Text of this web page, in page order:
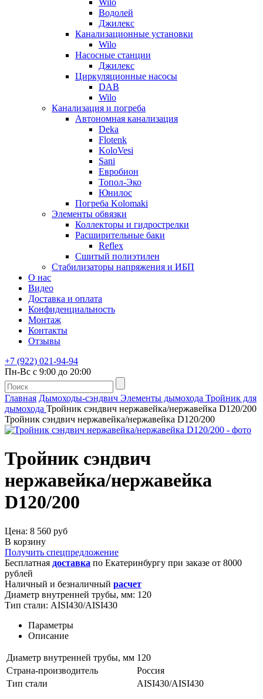
Wilo
Водолей
Джилекс
Канализационные установки
Wilo
Насосные станции
Джилекс
Циркуляционные насосы
DAB
Wilo
Канализация и погреба
Автономная канализация
Deka
Flotenk
KoloVesi
Sani
Евробион
Топол-Эко
Юнилос
Погреба Kolomaki
Элементы обвязки
Коллекторы и гидрострелки
Расширительные баки
Reflex
Сшитый полиэтилен
Стабилизаторы напряжения и ИБП
О нас
Видео
Доставка и оплата
Конфиденциальность
Монтаж
Контакты
Отзывы
+7 (922) 021-94-94
Пн-Вс с 9:00 до 20:00
Главная Дымоходы-сэндвич Элементы дымохода Тройник для
дымохода Тройник сэндвич нержавейка/нержавейка D120/200
Тройник сэндвич нержавейка/нержавейка D120/200
Тройник сэндвич
нержавейка/нержавейка
D120/200
Цена: 8 560 руб
В корзину
Получить спецпредложение
Бесплатная доставка по Екатеринбургу при заказе от 8000
рублей
Наличный и безналичный расчет
Диаметр внутренней трубы, мм: 120
Тип стали: AISI430/AISI430
Параметры
Описание
Диаметр внутренней трубы, мм 120
Страна-производитель
Россия
Тип стали
AISI430/AISI430